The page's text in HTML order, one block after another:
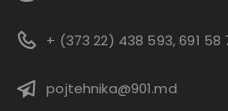
+ (373 22) 438 593, 691 58
pojtehnika@901.md